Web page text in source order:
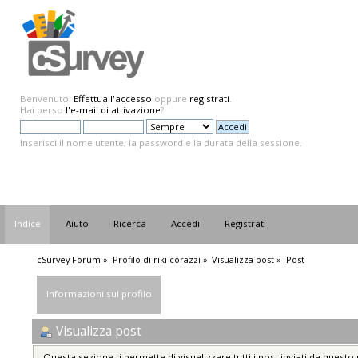
Benvenuto! Effettua l'accesso oppure registrati.
Hai perso l'e-mail di attivazione?
Inserisci il nome utente, la password e la durata della sessione.
Indice Aiuto Ricerca Accedi Registrati
cSurvey Forum » Profilo di riki corazzi » Visualizza post » Post
Informazioni sul profilo
Visualizza post